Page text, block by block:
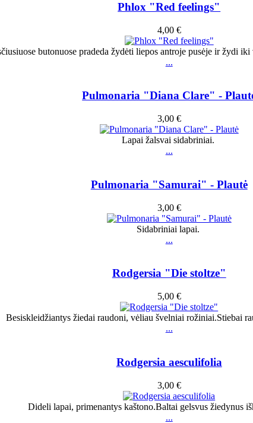
Phlox "Red feelings"
4,00 €
butonuose pradeda žydėti liepos antroje pusėje ir žydi
...
Pulmonaria "Diana Clare" -
3,00 €
Lapai žalsvai sidabriniai.
...
Pulmonaria "Samurai" - Plautė
3,00 €
Sidabriniai lapai.
...
Rodgersia "Die stoltze"
5,00 €
Besiskleidžiantys žiedai raudoni, vėliau švelniai rožiniai.Stiebai
...
Rodgersia aesculifolia
3,00 €
Dideli lapai, primenantys kaštono.Baltai gelsvus žiedynus
...